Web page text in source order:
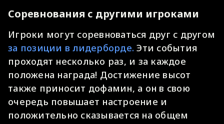
Соревнования с другими игроками
Игроки могут соревноваться друг с другом
за позиции в лидерборде. Эти события
проходят несколько раз, и за каждое
положена награда! Достижение высот
также приносит дофамин, а он в свою
очередь повышает настроение и
положительно сказывается на общем